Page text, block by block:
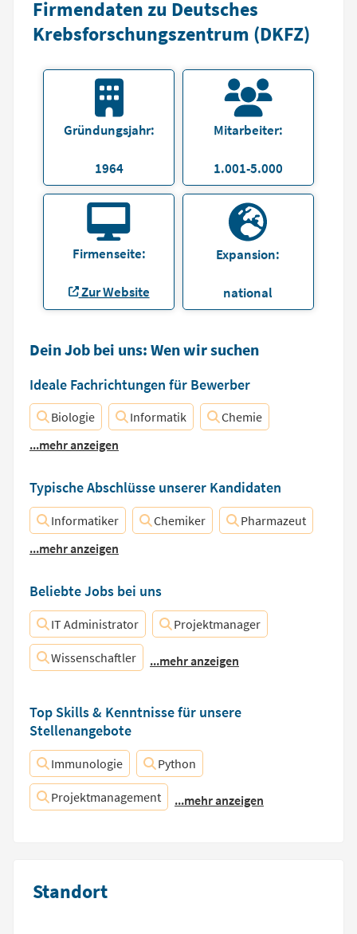
Firmendaten zu Deutsches
Krebsforschungszentrum (DKFZ)
Gründungsjahr:
1964
Mitarbeiter:
1.001-5.000
Firmenseite:
Zur Website
Expansion:
national
Dein Job bei uns: Wen wir suchen
Ideale Fachrichtungen für Bewerber
Biologie Informatik
Chemie
...mehr anzeigen
Typische Abschlüsse unserer Kandidaten
Informatiker Chemiker
Pharmazeut
...mehr anzeigen
Beliebte Jobs bei uns
IT Administrator Projektmanager
Wissenschaftler ...mehr anzeigen
Top Skills & Kenntnisse für unsere
Stellenangebote
Immunologie Python
Projektmanagement ...mehr anzeigen
Standort